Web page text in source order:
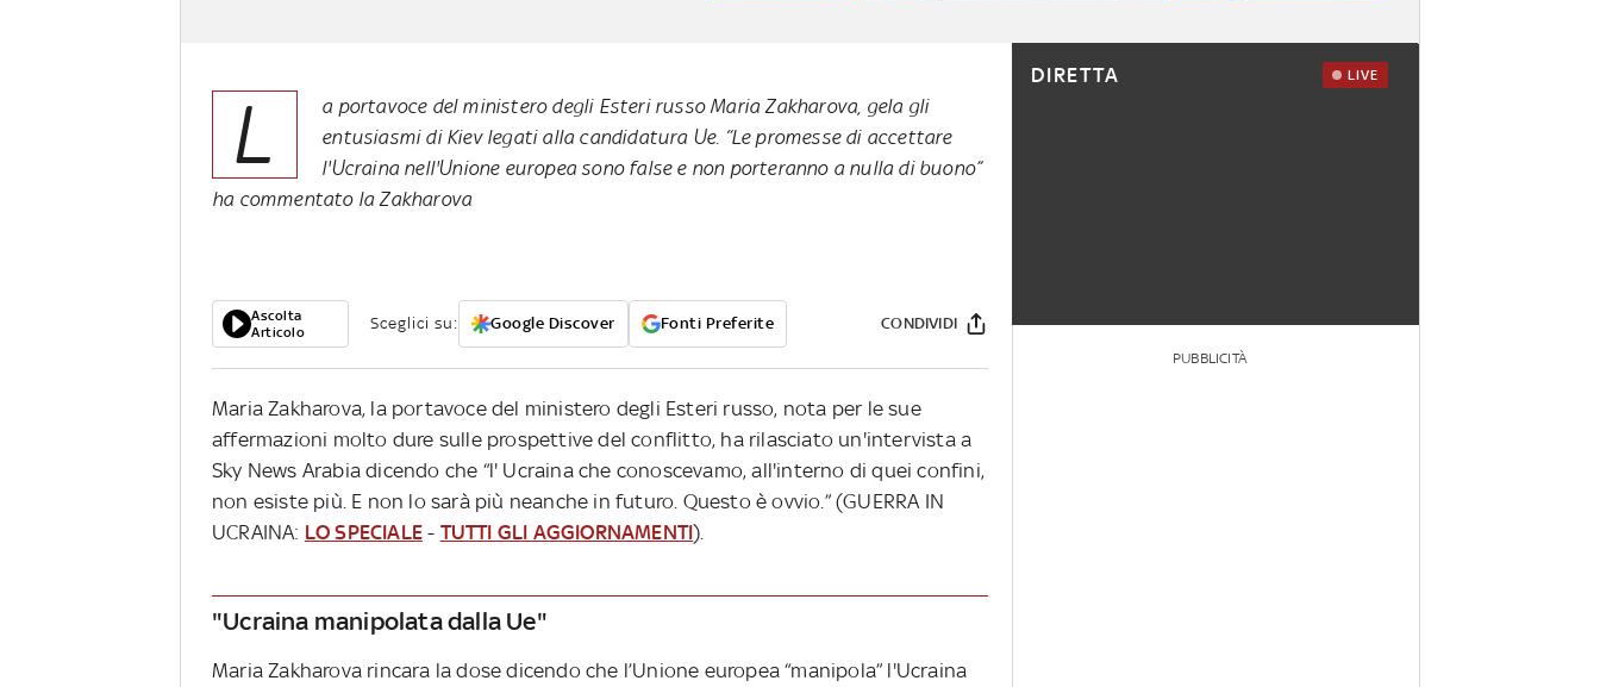
L
a portavoce del ministero degli Esteri russo Maria Zakharova, gela gli
entusiasmi di Kiev legati alla candidatura Ue. “Le promesse di accettare
l'Ucraina nell'Unione europea sono false e non porteranno a nulla di buono”
ha commentato la Zakharova
Ascolta
Articolo
Sceglici su: Google Discover Fonti Preferite CONDIVIDI
Maria Zakharova, la portavoce del ministero degli Esteri russo, nota per le sue
affermazioni molto dure sulle prospettive del conflitto, ha rilasciato un'intervista a
Sky News Arabia dicendo che “l' Ucraina che conoscevamo, all'interno di quei confini,
non esiste più. E non lo sarà più neanche in futuro. Questo è ovvio.” (GUERRA IN
UCRAINA: LO SPECIALE - TUTTI GLI AGGIORNAMENTI).
"Ucraina manipolata dalla Ue"
Maria Zakharova rincara la dose dicendo che l’Unione europea “manipola” l'Ucraina
DIRETTA LIVE
PUBBLICITÀ